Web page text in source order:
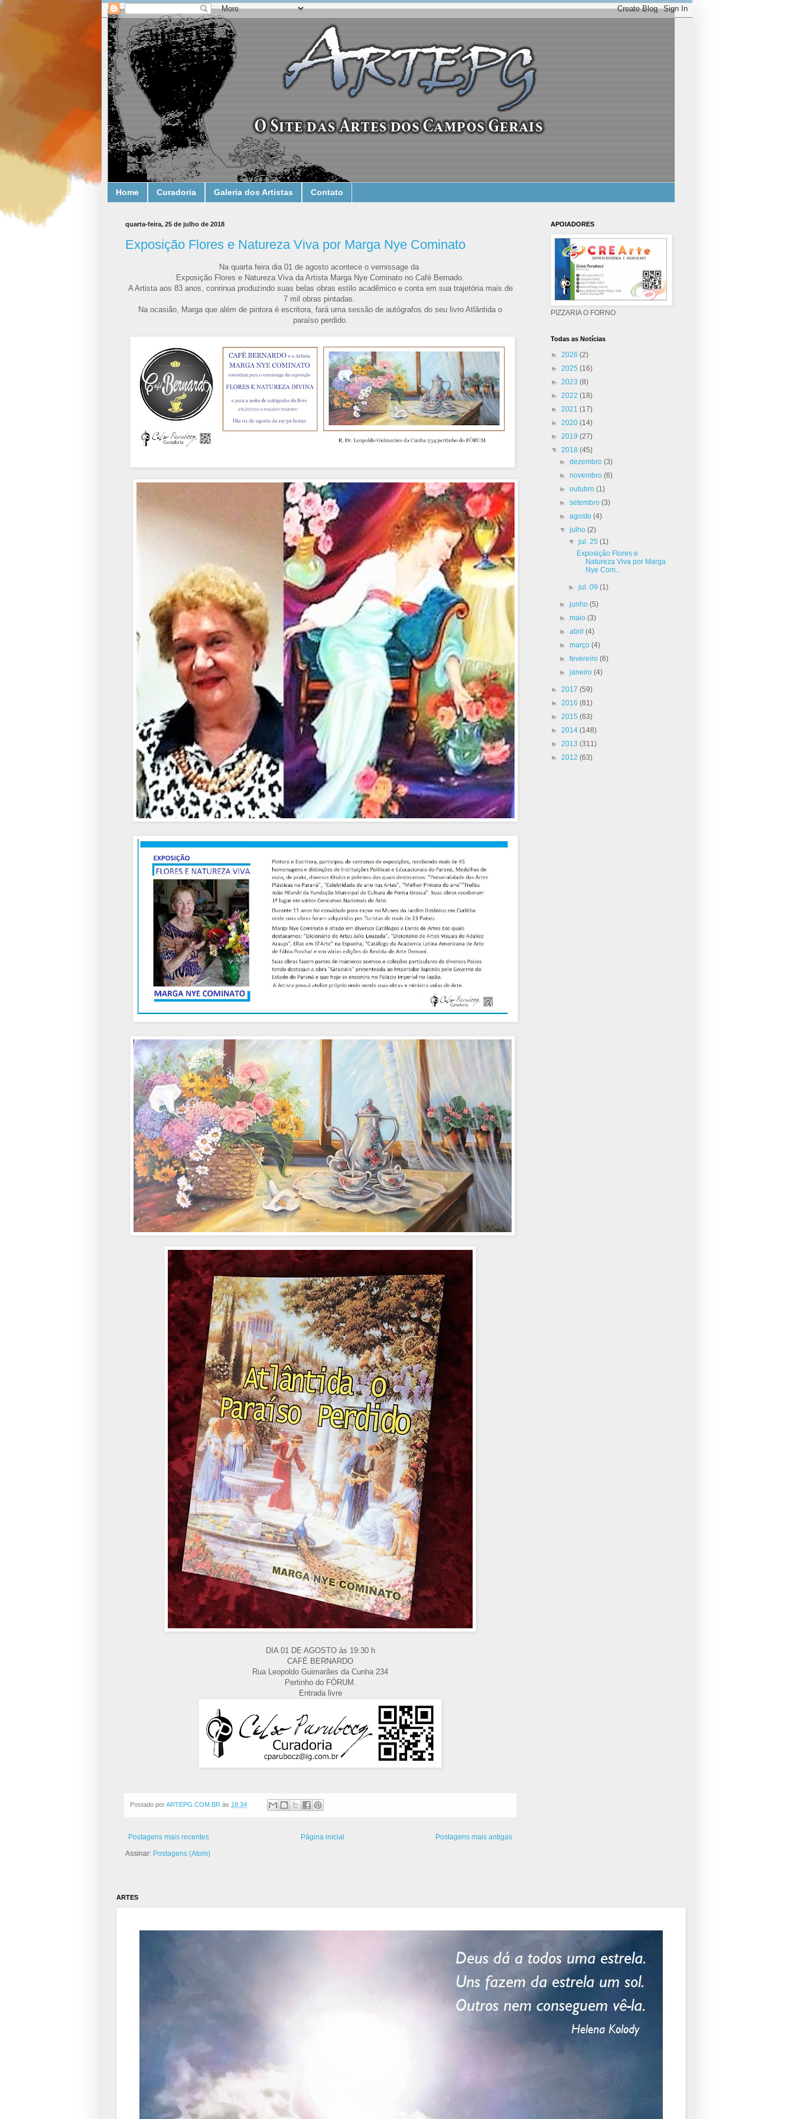
Home Curadoria Galeria dos Artistas Contato
quarta-feira, 25 de julho de 2018
Exposição Flores e Natureza Viva por Marga Nye Cominato
Na quarta feira dia 01 de agosto acontece o vernissage da
Exposição Flores e Natureza Viva da Artista Marga Nye Cominato no Café Bernado.
A Artista aos 83 anos, conrinua produzindo suas belas obras estilo acadêmico e conta em sua trajetória mais de
7 mil obras pintadas.
Na ocasião, Marga que além de pintora é escritora, fará uma sessão de autógrafos do seu livro Atlântida o
paraíso perdido.
DIA 01 DE AGOSTO às 19:30 h
CAFÉ BERNARDO
Rua Leopoldo Guimarães da Cunha 234
Pertinho do FÓRUM.
Entrada livre
Postado porARTEPG.COM.BR às 18:34
Postagens mais recentes Postagens mais antigas
Página inicial
Assinar: Postagens (Atom)
APOIADORES
PIZZARIA O FORNO
Todas as Notícias
► 2026 (2)
► 2025 (16)
► 2023 (8)
► 2022 (18)
► 2021 (17)
► 2020 (14)
► 2019 (27)
▼ 2018 (45)
►dezembro(3)
►novembro(6)
►outubro(1)
►setembro(3)
►agosto(4)
▼julho(2)
▼ jul. 25 (1)
Exposição Flores e
Natureza Viva por Marga
Nye Com...
► jul. 09 (1)
►junho(5)
►maio(3)
►abril(4)
►março(4)
►fevereiro(6)
►janeiro(4)
► 2017 (59)
► 2016 (81)
► 2015 (63)
► 2014 (148)
► 2013 (311)
► 2012 (63)
ARTES